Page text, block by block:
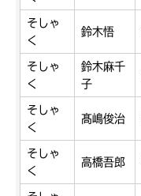
そしゃ
く
鈴木悟
そしゃ
く
鈴木麻千
子
そしゃ
く
髙嶋俊治
そしゃ
く
高橋吾郎